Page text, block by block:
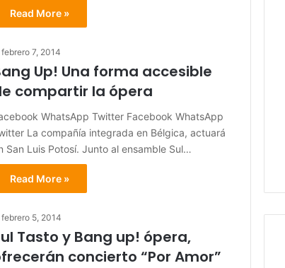
Read More »
febrero 7, 2014
Up! Una forma accesible
compartir la ópera
WhatsApp Twitter Facebook WhatsApp
La compañía integrada en Bélgica, actuará
San Luis Potosí. Junto al ensamble Sul…
Read More »
febrero 5, 2014
Tasto y Bang up! ópera,
concierto “Por Amor”